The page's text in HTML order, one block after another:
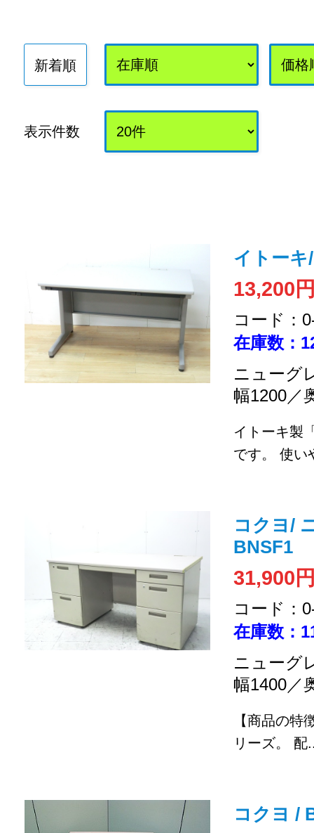
新着順
表示件数
イトーキ
13,200
コード：
在庫数：
ニューグ
幅1200／
イトーキ製
です。
使い
コクヨ/
BNSF1
31,900
コード：
在庫数：
ニューグ
幅1400／
【商品の特
リーズ。
配
コクヨ /